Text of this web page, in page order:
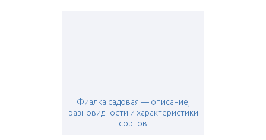
Фиалка садовая — описание,
разновидности и характеристики
сортов